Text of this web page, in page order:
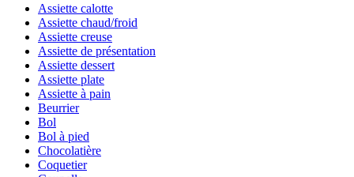
Assiette calotte
Assiette chaud/froid
Assiette creuse
Assiette de présentation
Assiette dessert
Assiette plate
Assiette à pain
Beurrier
Bol
Bol à pied
Chocolatière
Coquetier